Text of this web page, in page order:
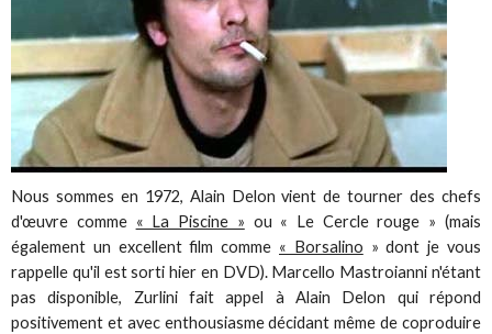
Nous sommes en 1972, Alain Delon vient de tourner des chefs
d'œuvre comme « La Piscine » ou « Le Cercle rouge » (mais
également un excellent film comme « Borsalino » dont je vous
rappelle qu'il est sorti hier en DVD). Marcello Mastroianni n'étant
pas disponible, Zurlini fait appel à Alain Delon qui répond
positivement et avec enthousiasme décidant même de coproduire